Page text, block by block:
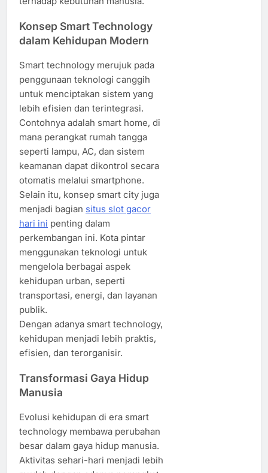
Konsep Smart Technology
dalam Kehidupan Modern
Smart technology merujuk pada
penggunaan teknologi canggih
untuk menciptakan sistem yang
lebih efisien dan terintegrasi.
Contohnya adalah smart home, di
mana perangkat rumah tangga
seperti lampu, AC, dan sistem
keamanan dapat dikontrol secara
otomatis melalui smartphone.
Selain itu, konsep smart city juga
menjadi bagian situs slot gacor
hari ini penting dalam
perkembangan ini. Kota pintar
menggunakan teknologi untuk
mengelola berbagai aspek
kehidupan urban, seperti
transportasi, energi, dan layanan
publik.
Dengan adanya smart technology,
kehidupan menjadi lebih praktis,
efisien, dan terorganisir.
Transformasi Gaya Hidup
Manusia
Evolusi kehidupan di era smart
technology membawa perubahan
besar dalam gaya hidup manusia.
Aktivitas sehari-hari menjadi lebih